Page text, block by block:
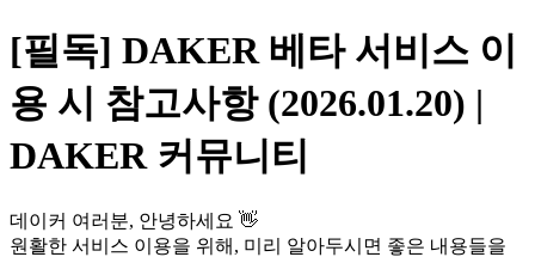
[필독] DAKER 베타 서비스 이
용 시 참고사항 (2026.01.20) |
DAKER 커뮤니티
데이커 여러분, 안녕하세요 👋
원활한 서비스 이용을 위해, 미리 알아두시면 좋은 내용들을